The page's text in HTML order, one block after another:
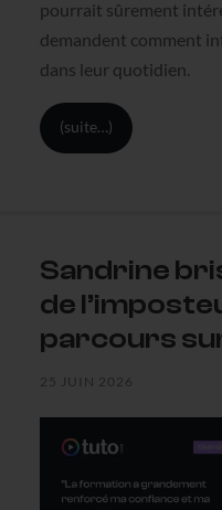
pourrait sûrement
demandent comment
dans leur quotidien.
(suite…)
Sandrine
de
parcours
25 JUIN 2026